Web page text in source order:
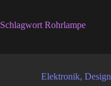
Schlagwort Rohrlampe
Elektronik, Design